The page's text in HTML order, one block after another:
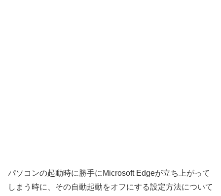
パソコンの起動時に勝手にMicrosoft Edgeが立ち上がって
しまう時に、その自動起動をオフにする設定方法について